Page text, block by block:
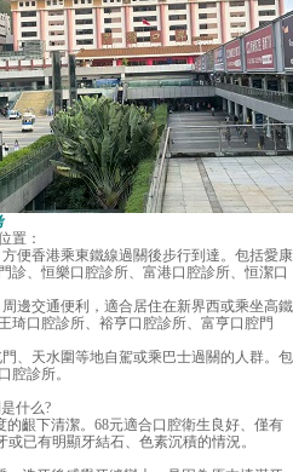
置：
香港乘東鐵線過關後步行到達。包括愛康
診、恒樂口腔診所、富港口腔診所、恒潔口
交通便利，適合居住在新界西或乘坐高鐵
琦口腔診所、裕亨口腔診所、富亨口腔門
天水圍等地自駕或乘巴士過關的人群。包
腔診所。
什么?
齦下清潔。68元適合口腔衛生良好、僅有
已有明顯牙結石、色素沉積的情況。